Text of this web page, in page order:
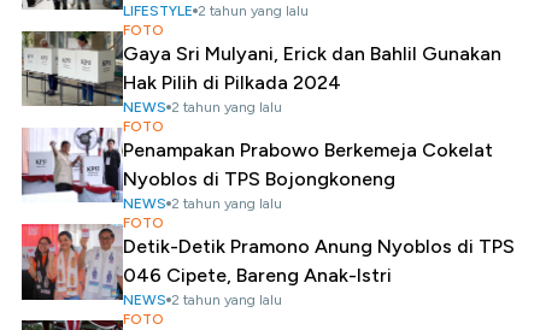
LIFESTYLE 2 tahun yang lalu
FOTO
Gaya Sri Mulyani, Erick dan Bahlil Gunakan
Hak Pilih di Pilkada 2024
NEWS 2 tahun yang lalu
FOTO
Penampakan Prabowo Berkemeja Cokelat
Nyoblos di TPS Bojongkoneng
NEWS 2 tahun yang lalu
FOTO
Detik-Detik Pramono Anung Nyoblos di TPS
046 Cipete, Bareng Anak-Istri
NEWS 2 tahun yang lalu
FOTO